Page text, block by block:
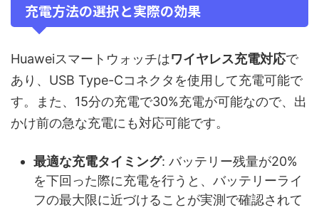
充電方法の選択と実際の効果
Huaweiスマートウォッチはワイヤレス充電対応で
あり、USB Type-Cコネクタを使用して充電可能で
す。また、15分の充電で30%充電が可能なので、出
かけ前の急な充電にも対応可能です。
最適な充電タイミング: バッテリー残量が20%
を下回った際に充電を行うと、バッテリーライ
フの最大限に近づけることが実測で確認されて